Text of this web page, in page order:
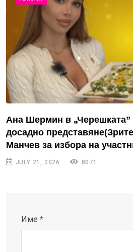
Ана Шермин в
досадно
Манчев за избора на
JULY 21, 2026 8071
Име *